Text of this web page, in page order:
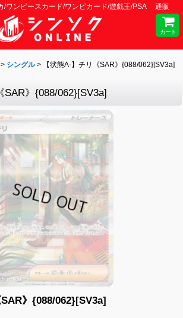
/ワンピースカード/ワンピカード/遊戯王/PSA 通販
カート
> シングル > 【状態A-】チリ《SAR》{088/062}[SV3a]
SAR》{088/062}[SV3a]
SAR》{088/062}[SV3a]